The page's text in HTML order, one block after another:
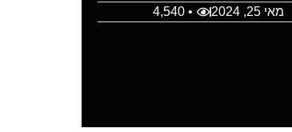
מאי 25, 2024 • 4,540